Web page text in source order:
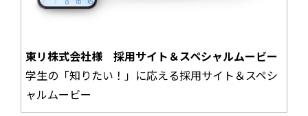
東リ株式会社様 採用サイト＆スペシャルムービー
学生の「知りたい！」に応える採用サイト＆スペシ
ャルムービー